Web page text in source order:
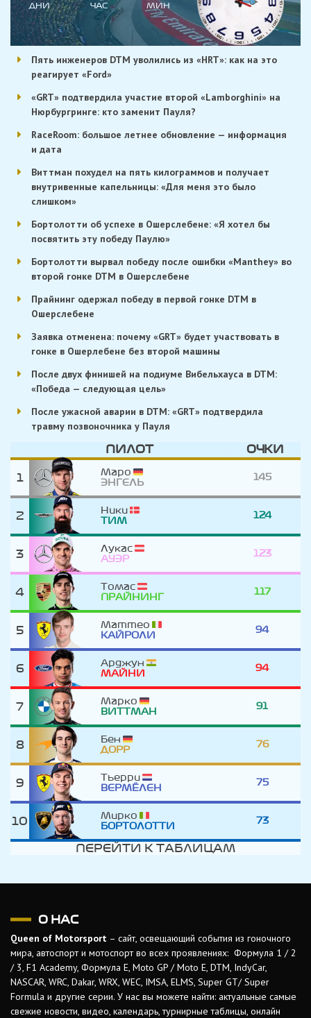
ДНИ ЧАС МИН
Пять инженеров DTM уволились из «HRT»: как на это
реагирует «Ford»
«GRT» подтвердила участие второй «Lamborghini» на
Нюрбургринге: кто заменит Пауля?
RaceRoom: большое летнее обновление — информация
и дата
Виттман похудел на пять килограммов и получает
внутривенные капельницы: «Для меня это было
слишком»
Бортолотти об успехе в Ошерслебене: «Я хотел бы
посвятить эту победу Паулю»
Бортолотти вырвал победу после ошибки «Manthey» во
второй гонке DTM в Ошерслебене
Прайнинг одержал победу в первой гонке DTM в
Ошерслебене
Заявка отменена: почему «GRT» будет участвовать в
гонке в Ошерлебене без второй машины
После двух финишей на подиуме Вибельхауса в DTM:
«Победа — следующая цель»
После ужасной аварии в DTM: «GRT» подтвердила
травму позвоночника у Пауля
ПИЛОТ ОЧКИ
1
Маро
ЭНГЕЛЬ
145
2
Ники
ТИМ
124
3
Лукас
АУЭР
123
4
Томас
ПРАЙНИНГ
117
5
Маттео
КАЙРОЛИ
94
6
Арджун
МАЙНИ
94
7
Марко
ВИТТМАН
91
8
Бен
ДОРР
76
9
Тьерри
ВЕРМЁЛЕН
75
10
Мирко
БОРТОЛОТТИ
73
ПЕРЕЙТИ К ТАБЛИЦАМ
О НАС
Queen of Motorsport – сайт, освещающий события из гоночного
мира, автоспорт и мотоспорт во всех проявлениях: Формула 1 / 2
/ 3, F1 Academy, Формула Е, Moto GP / Moto E, DTM, IndyCar,
NASCAR, WRC, Dakar, WRX, WEC, IMSA, ELMS, Super GT/ Super
Formula и другие серии. У нас вы можете найти: актуальные самые
свежие новости, видео, календарь, турнирные таблицы, онлайн